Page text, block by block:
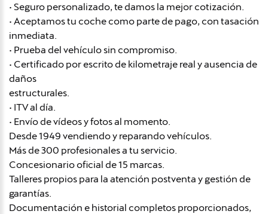
• Seguro personalizado, te damos la mejor cotización.
• Aceptamos tu coche como parte de pago, con tasación
inmediata.
• Prueba del vehículo sin compromiso.
• Certificado por escrito de kilometraje real y ausencia de
daños
estructurales.
• ITV al día.
• Envío de vídeos y fotos al momento.
Desde 1949 vendiendo y reparando vehículos.
Más de 300 profesionales a tu servicio.
Concesionario oficial de 15 marcas.
Talleres propios para la atención postventa y gestión de
garantías.
Documentación e historial completos proporcionados,